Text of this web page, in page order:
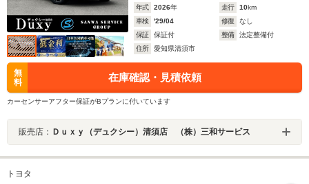
年式 2026年 走行 10km
車検
'29/04 修復
なし
保証
保証付 整備
法定整備付
住所
愛知県清須市
無
料
在庫確認・見積依頼
カーセンサーアフター保証がBプランに付いています
販売店： Ｄｕｘｙ（デュクシー）清須店 （株）三和サービス
トヨタ